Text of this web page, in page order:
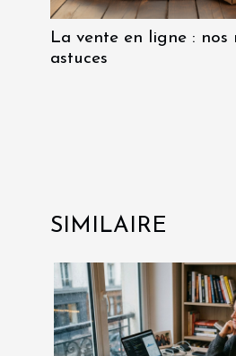
La vente en ligne : nos
astuces
SIMILAIRE